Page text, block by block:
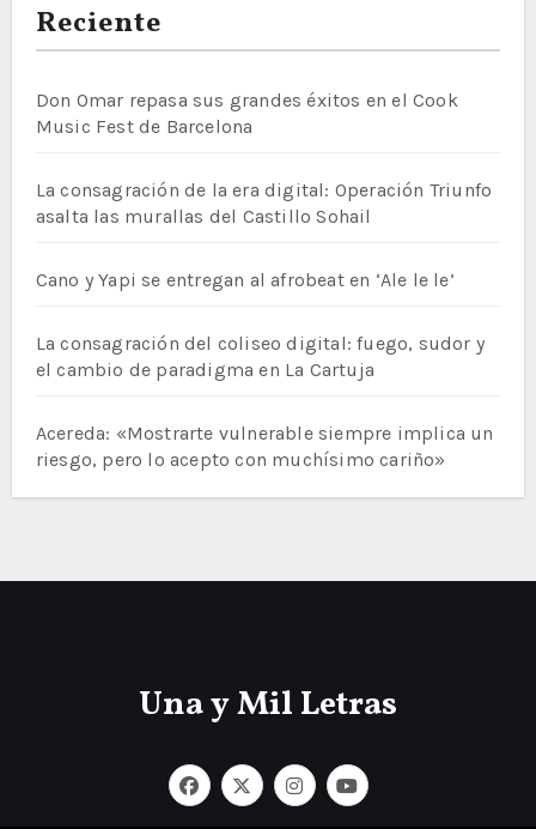
Reciente
Don Omar repasa sus grandes éxitos en el Cook
Music Fest de Barcelona
La consagración de la era digital: Operación Triunfo
asalta las murallas del Castillo Sohail
Cano y Yapi se entregan al afrobeat en ‘Ale le le’
La consagración del coliseo digital: fuego, sudor y
el cambio de paradigma en La Cartuja
Acereda: «Mostrarte vulnerable siempre implica un
riesgo, pero lo acepto con muchísimo cariño»
Una y Mil Letras